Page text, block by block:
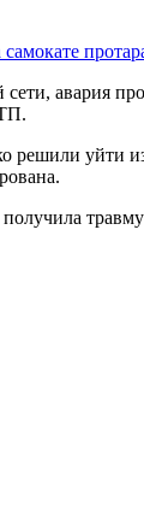
авария
решили уйти